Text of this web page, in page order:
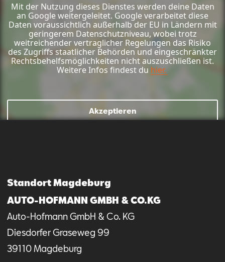
Mit der Nutzung dieses Dienstes werden deine Daten
an Google weitergeleitet. Google verarbeitet diese
Daten voraussichtlich außerhalb der EU in Ländern mit
geringerem Datenschutzniveau, wobei trotz
weitreichender vertraglicher Regelungen das Risiko
des Zugriffs staatlicher Behörden und eingeschränkter
Rechtsbehelfsmöglichkeiten nicht auszuschließen ist.
Weitere Infos findest du hier.
Akzeptieren
Standort Magdeburg
AUTO-HOFMANN GMBH & CO.KG
Auto-Hofmann GmbH & Co. KG
Diesdorfer Graseweg 99
39110 Magdeburg